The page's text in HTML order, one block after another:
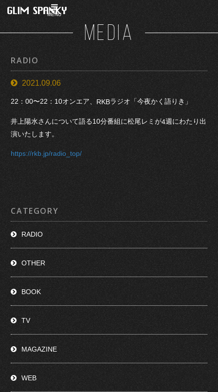
MENU
MEDIA
RADIO
2021.09.06
22：00〜22：10オンエア、 RKBラジオ「今夜かく語りき」
井上陽水さんについて語る10分番組に松尾レミが4週にわたり出
演いたします。
https://rkb.jp/radio_top/
CATEGORY
RADIO
OTHER
BOOK
TV
MAGAZINE
WEB